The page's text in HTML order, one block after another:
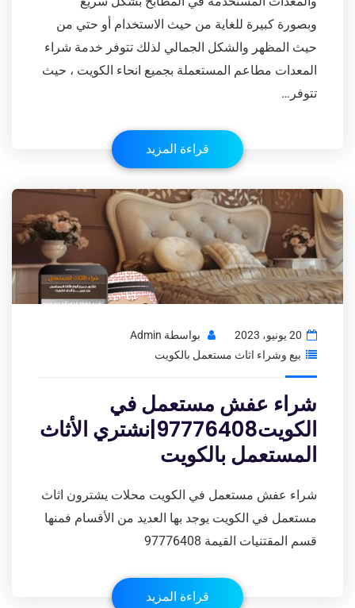
وبصورة كبيرة للغاية من حيث الاستخدام أو حتي من
حيث المظهر والشكل الجمالي لذلك تتوفر خدمة شراء
المعدات مطاعم المستعملة بجميع انحاء الكويت ، حيث
تتوفر…
قراءة المزيد
20 يونيو، 2023 بواسطة Admin
بيع وشراء اثاث مستعمل بالكويت
شراء عفش مستعمل في
الكويت97776408|نشتري الأثاث
المستعمل بالكويت
شراء عفش مستعمل في الكويت محلات يشترون اثاث
مستعمل في الكويت يوجد بها العديد من الأقسام فمنها
قسم المقتنيات القيمة 97776408
قراءة المزيد